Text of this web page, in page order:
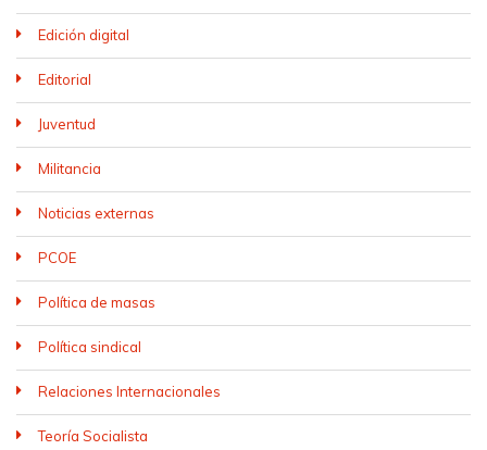
Edición digital
Editorial
Juventud
Militancia
Noticias externas
PCOE
Política de masas
Política sindical
Relaciones Internacionales
Teoría Socialista